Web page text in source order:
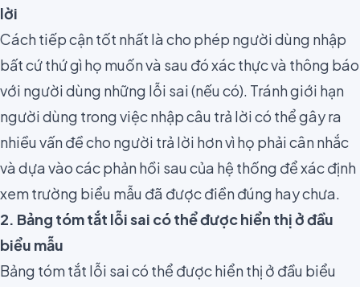
lời
Cách tiếp cận tốt nhất là cho phép người dùng nhập
bất cứ thứ gì họ muốn và sau đó xác thực và thông báo
với người dùng những lỗi sai (nếu có). Tránh giới hạn
người dùng trong việc nhập câu trả lời có thể gây ra
nhiều vấn đề cho người trả lời hơn vì họ phải cân nhắc
và dựa vào các phản hồi sau của hệ thống để xác định
xem trường biểu mẫu đã được điền đúng hay chưa.
2. Bảng tóm tắt lỗi sai có thể được hiển thị ở đầu
biểu mẫu
Bảng tóm tắt lỗi sai có thể được hiển thị ở đầu biểu